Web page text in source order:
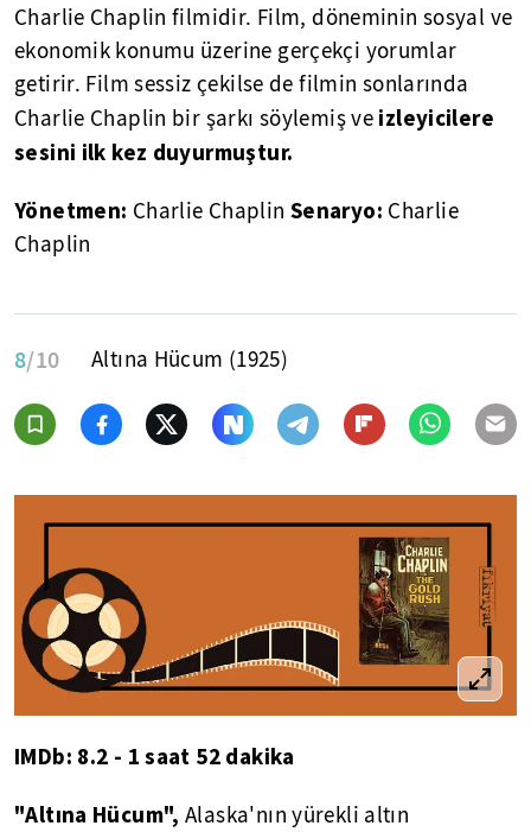
Charlie Chaplin filmidir. Film, döneminin sosyal ve
ekonomik konumu üzerine gerçekçi yorumlar
getirir. Film sessiz çekilse de filmin sonlarında
Charlie Chaplin bir şarkı söylemiş ve izleyicilere
sesini ilk kez duyurmuştur.
Yönetmen: Charlie Chaplin Senaryo: Charlie
Chaplin
8/10 Altına Hücum (1925)
IMDb: 8.2 - 1 saat 52 dakika
"Altına Hücum", Alaska'nın yürekli altın